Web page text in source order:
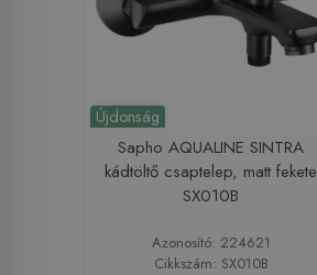
Újdonság
Sapho AQUALINE SINTRA
kádtöltő csaptelep, matt fekete
SX010B
Azonosító: 224621
Cikkszám: SX010B